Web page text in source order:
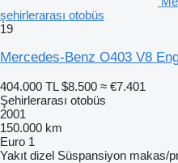
şehirlerarası otobüs
19
Mercedes-Benz O403 V8
404.000 TL $8.500 ≈ €7.401
Şehirlerarası otobüs
2001
150.000 km
Euro 1
Yakıt dizel Süspansiyon makas/